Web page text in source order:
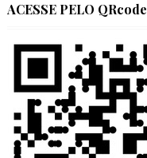
ACESSE PELO QRcode